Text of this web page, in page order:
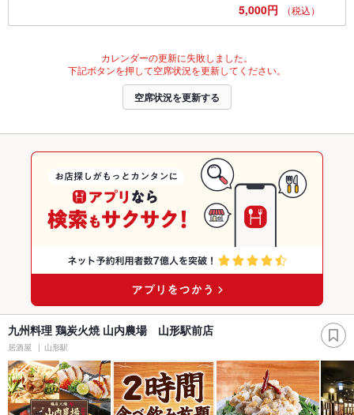
5,000円 （税込）
カレンダーの更新に失敗しました。
下記ボタンを押して空席状況を更新してください。
空席状況を更新する
九州料理 鶏炭火焼 山内農場 山形駅前店
居酒屋 山形駅